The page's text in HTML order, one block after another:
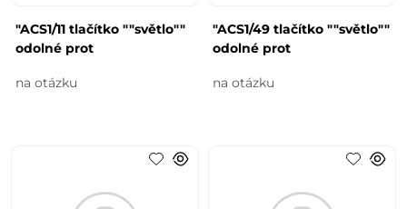
"ACS1/11 tlačítko ""světlo""
odolné prot
na otázku
"ACS1/49 tlačítko ""světlo""
odolné prot
na otázku